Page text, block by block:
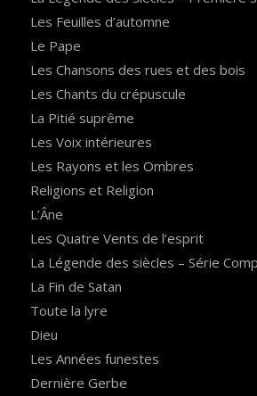
Les Feuilles d’automne
Le Pape
Les Chansons des rues et des bois
Les Chants du crépuscule
La Pitié suprême
Les Voix intérieures
Les Rayons et les Ombres
Religions et Religion
L’Âne
Les Quatre Vents de l’esprit
La Légende des siècles – Série
La Fin de Satan
Toute la lyre
Dieu
Les Années funestes
Dernière Gerbe